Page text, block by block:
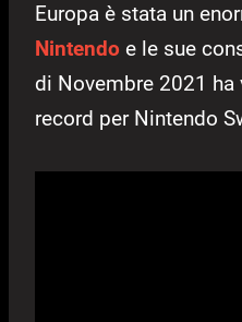
Europa è stata un
Nintendo e le sue
di Novembre 2021
record per Nintendo